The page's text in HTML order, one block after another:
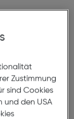
Zustimmung
sind Cookies
und den USA